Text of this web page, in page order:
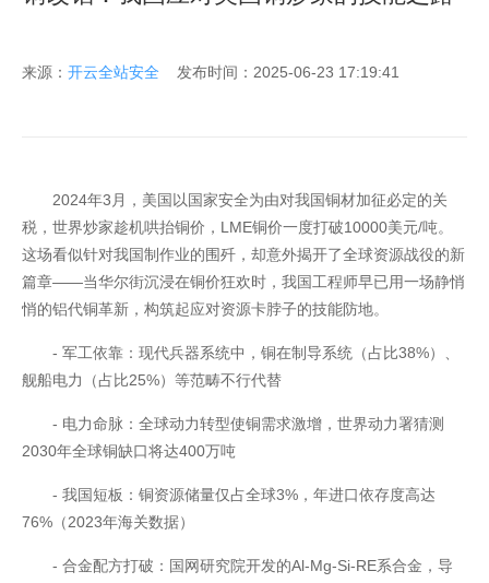
来源： 开云全站安全 发布时间：2025-06-23 17:19:41
2024年3月，美国以国家安全为由对我国铜材加征必定的关
税，世界炒家趁机哄抬铜价，LME铜价一度打破10000美元/吨。
这场看似针对我国制作业的围歼，却意外揭开了全球资源战役的新
篇章——当华尔街沉浸在铜价狂欢时，我国工程师早已用一场静悄
悄的铝代铜革新，构筑起应对资源卡脖子的技能防地。
- 军工依靠：现代兵器系统中，铜在制导系统（占比38%）、
舰船电力（占比25%）等范畴不行代替
- 电力命脉：全球动力转型使铜需求激增，世界动力署猜测
2030年全球铜缺口将达400万吨
- 我国短板：铜资源储量仅占全球3%，年进口依存度高达
76%（2023年海关数据）
- 合金配方打破：国网研究院开发的Al-Mg-Si-RE系合金，导